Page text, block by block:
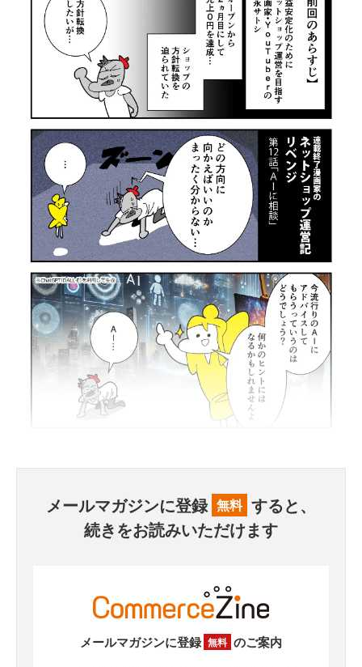
メールマガジンに登録 無料 すると、
続きをお読みいただけます
メールマガジンに登録 無料 のご案内